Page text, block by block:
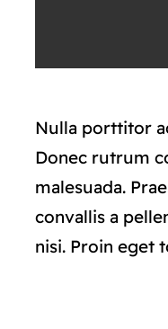
Nulla porttitor
Donec rutrum
malesuada.
convallis a
nisi. Proin eget